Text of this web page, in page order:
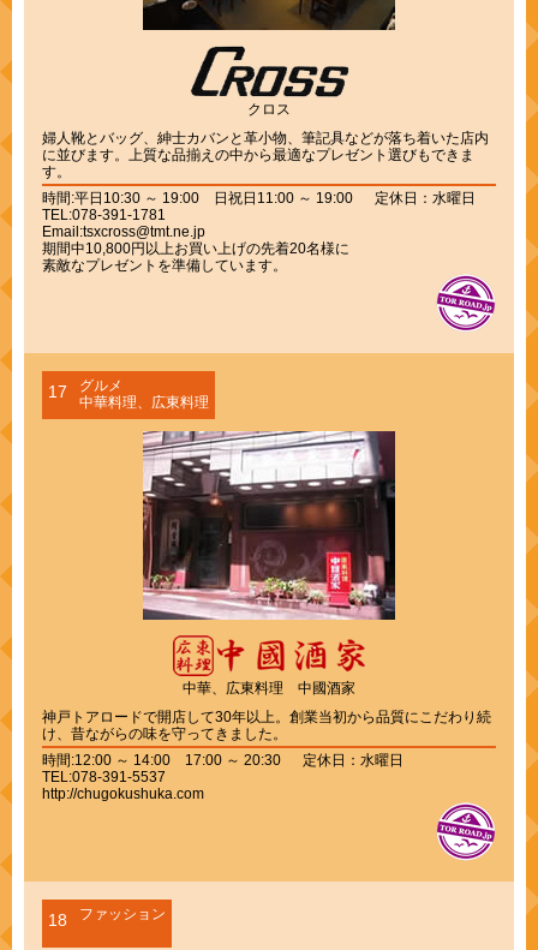
クロス
婦人靴とバッグ、紳士カバンと革小物、筆記具などが落ち着いた店内
に並びます。上質な品揃えの中から最適なプレゼント選びもできま
す。
時間:平日10:30 ～ 19:00 日祝日11:00 ～ 19:00 定休日：水曜日
TEL:078-391-1781
Email:tsxcross@tmt.ne.jp
期間中10,800円以上お買い上げの先着20名様に
素敵なプレゼントを準備しています。
17
グルメ
中華料理、広東料理
中華、広東料理 中國酒家
神戸トアロードで開店して30年以上。創業当初から品質にこだわり続
け、昔ながらの味を守ってきました。
時間:12:00 ～ 14:00 17:00 ～ 20:30 定休日：水曜日
TEL:078-391-5537
http://chugokushuka.com
18 ファッション